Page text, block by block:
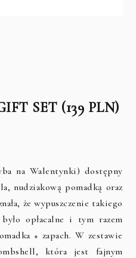
SET (139 PLN)
na Walentynki) dostępny
nudziakową pomadką oraz
że wypuszczenie takiego
opłacalne i tym razem
+ zapach. W zestawie
która jest fajnym